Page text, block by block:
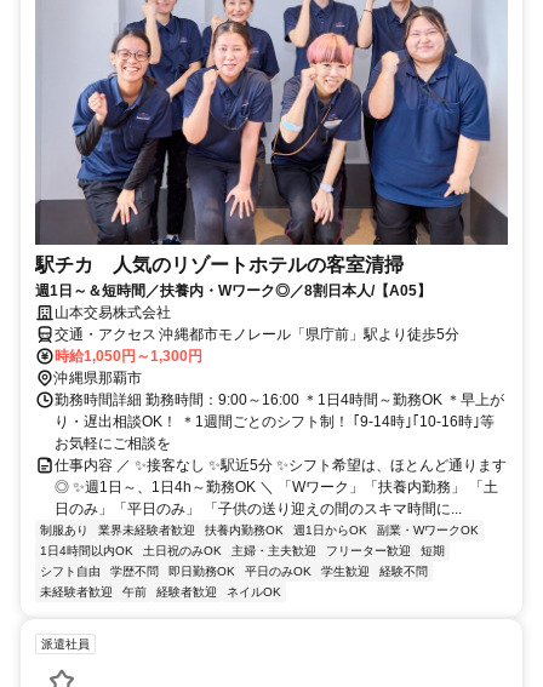
駅チカ 人気のリゾートホテルの客室清掃
週1日～＆短時間／扶養内・Wワーク◎／8割日本人/【A05】
山本交易株式会社
交通・アクセス 沖縄都市モノレール「県庁前」駅より徒歩5分
時給1,050円～1,300円
沖縄県那覇市
勤務時間詳細 勤務時間：9:00～16:00 ＊1日4時間～勤務OK ＊早上が
り・遅出相談OK！ ＊1週間ごとのシフト制！ ｢9-14時｣｢10-16時｣等
お気軽にご相談を
仕事内容 ／ ✨接客なし ✨駅近5分 ✨シフト希望は、ほとんど通ります
◎ ✨週1日～、1日4h～勤務OK ＼ 「Wワーク」「扶養内勤務」 「土
日のみ」「平日のみ」 「子供の送り迎えの間のスキマ時間に...
制服あり 業界未経験者歓迎 扶養内勤務OK 週1日からOK
副業・WワークOK
1日4時間以内OK
土日祝のみOK 主婦・主夫歓迎 フリーター歓迎
短期
シフト自由
学歴不問 即日勤務OK 平日のみOK 学生歓迎
経験不問
未経験者歓迎
午前 経験者歓迎 ネイルOK
派遣社員